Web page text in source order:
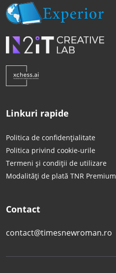
Linkuri rapide
Politica de confidențialitate
Politica privind cookie-urile
Termeni și condiții de utilizare
Modalități de plată TNR Premium
Contact
contact@timesnewroman.ro